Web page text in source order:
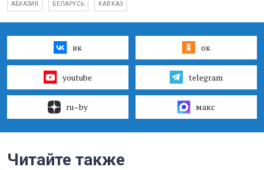
АБХАЗИЯ БЕЛАРУСЬ КАВКАЗ
вк ок
youtube telegram
ru–by макс
Читайте также